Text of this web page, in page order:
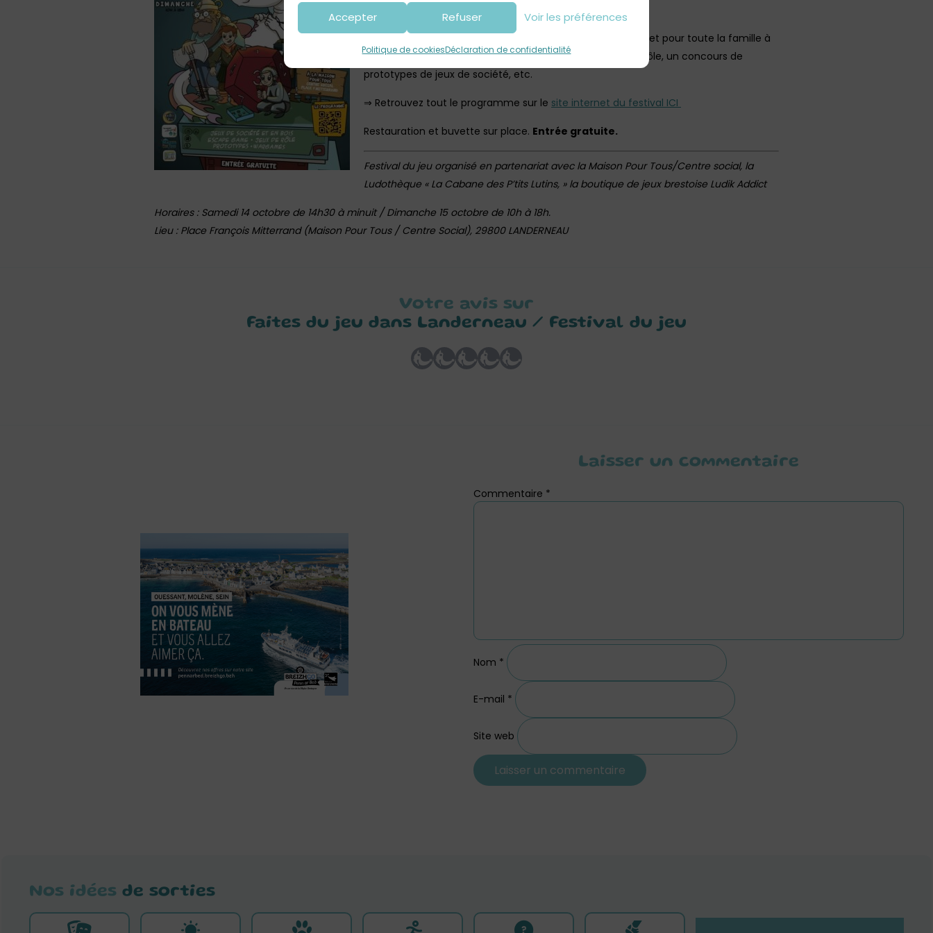
Accepter Refuser Voir les préférences
Politique de cookiesDéclaration de confidentialité
Landerneau, lieu où se déroule l’événement.
Au programme : du jeu de société sous toutes ses formes et pour toute la famille à
partir de 2 ans, escape-game, des jeux en bois, du jeu de rôle, un concours de
prototypes de jeux de société, etc.
⇒ Retrouvez tout le programme sur le site internet du festival ICI
Restauration et buvette sur place. Entrée gratuite.
Festival du jeu organisé en partenariat avec la Maison Pour Tous/Centre social, la
Ludothèque « La Cabane des P’tits Lutins, » la boutique de jeux brestoise Ludik Addict
Horaires : Samedi 14 octobre de 14h30 à minuit / Dimanche 15 octobre de 10h à 18h.
Lieu : Place François Mitterrand (Maison Pour Tous / Centre Social), 29800 LANDERNEAU
Votre avis sur
Faites du jeu dans Landerneau / Festival du jeu
Laisser un commentaire
Commentaire *
Nom *
E-mail *
Site web
Nos idées de sorties